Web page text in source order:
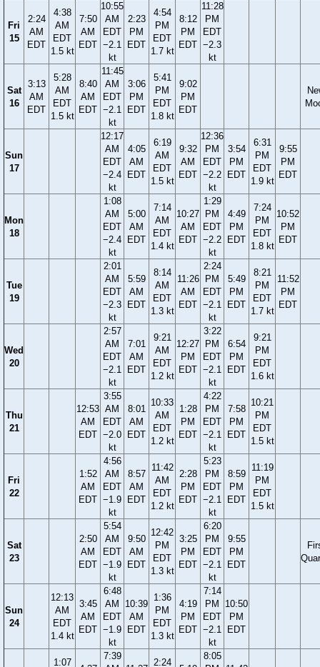
Fri
15
2:24
AM
EDT
4:38
AM
EDT
1.5 kt
7:50
AM
EDT
10:55
AM
EDT
−2.1
kt
2:23
PM
EDT
4:54
PM
EDT
1.7 kt
8:12
PM
EDT
11:28
PM
EDT
−2.3
kt
Sat
16
3:13
AM
EDT
5:28
AM
EDT
1.5 kt
8:40
AM
EDT
11:45
AM
EDT
−2.1
kt
3:06
PM
EDT
5:41
PM
EDT
1.8 kt
9:02
PM
EDT
Sun
17
12:17
AM
EDT
−2.4
kt
4:05
AM
EDT
6:19
AM
EDT
1.5 kt
9:32
AM
EDT
12:36
PM
EDT
−2.2
kt
3:54
PM
EDT
6:31
PM
EDT
1.9 kt
9:55
PM
EDT
Mon
18
1:08
AM
EDT
−2.4
kt
5:00
AM
EDT
7:14
AM
EDT
1.4 kt
10:27
AM
EDT
1:29
PM
EDT
−2.2
kt
4:49
PM
EDT
7:24
PM
EDT
1.8 kt
10:52
PM
EDT
Tue
19
2:01
AM
EDT
−2.3
kt
5:59
AM
EDT
8:14
AM
EDT
1.3 kt
11:26
AM
EDT
2:24
PM
EDT
−2.1
kt
5:49
PM
EDT
8:21
PM
EDT
1.7 kt
11:52
PM
EDT
Wed
20
2:57
AM
EDT
−2.1
kt
7:01
AM
EDT
9:21
AM
EDT
1.2 kt
12:27
PM
EDT
3:22
PM
EDT
−2.1
kt
6:54
PM
EDT
9:21
PM
EDT
1.6 kt
Thu
21
12:53
AM
EDT
3:55
AM
EDT
−2.0
kt
8:01
AM
EDT
10:33
AM
EDT
1.2 kt
1:28
PM
EDT
4:22
PM
EDT
−2.1
kt
7:58
PM
EDT
10:21
PM
EDT
1.5 kt
Fri
22
1:52
AM
EDT
4:56
AM
EDT
−1.9
kt
8:57
AM
EDT
11:42
AM
EDT
1.2 kt
2:28
PM
EDT
5:23
PM
EDT
−2.1
kt
8:59
PM
EDT
11:19
PM
EDT
1.5 kt
Sat
23
2:50
AM
EDT
5:54
AM
EDT
−1.9
kt
9:50
AM
EDT
12:42
PM
EDT
1.3 kt
3:25
PM
EDT
6:20
PM
EDT
−2.1
kt
9:55
PM
EDT
Sun
24
12:13
AM
EDT
1.4 kt
3:45
AM
EDT
6:48
AM
EDT
−1.9
kt
10:39
AM
EDT
1:36
PM
EDT
1.3 kt
4:19
PM
EDT
7:14
PM
EDT
−2.1
kt
10:50
PM
EDT
1:07
7:39
2:24
8:05